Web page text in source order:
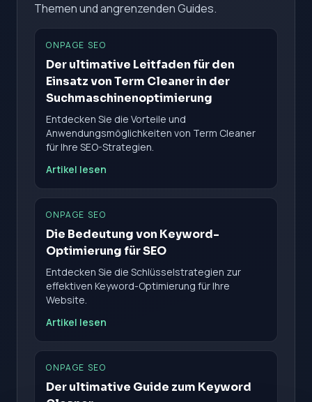
Themen und angrenzenden Guides.
ONPAGE SEO
Der ultimative Leitfaden für den
Einsatz von Term Cleaner in der
Suchmaschinenoptimierung
Entdecken Sie die Vorteile und
Anwendungsmöglichkeiten von Term Cleaner
für Ihre SEO-Strategien.
Artikel lesen
ONPAGE SEO
Die Bedeutung von Keyword-
Optimierung für SEO
Entdecken Sie die Schlüsselstrategien zur
effektiven Keyword-Optimierung für Ihre
Website.
Artikel lesen
ONPAGE SEO
Der ultimative Guide zum Keyword